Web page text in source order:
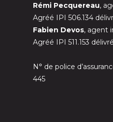
Rémi Pecquereau,
Agréé IPI 506.134
Fabien Devos, agent
Agréé IPI 511.153
N° de police
445